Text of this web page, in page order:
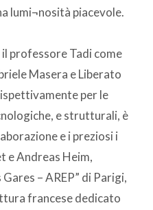
lumi¬nosità piacevole.
professore Tadi come
Masera e Liberato
per le
e strutturali, è
e i preziosi i
e Andreas Heim,
– AREP” di Parigi,
francese dedicato